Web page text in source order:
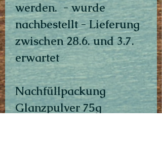
werden. - wurde
nachbestellt - Lieferung
zwischen 28.6. und 3.7.
erwartet
Nachfüllpackung
Glanzpulver 75g